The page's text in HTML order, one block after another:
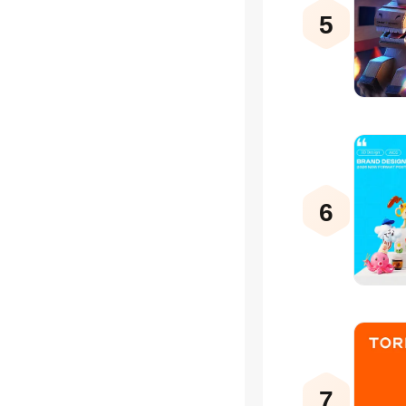
5
6
7